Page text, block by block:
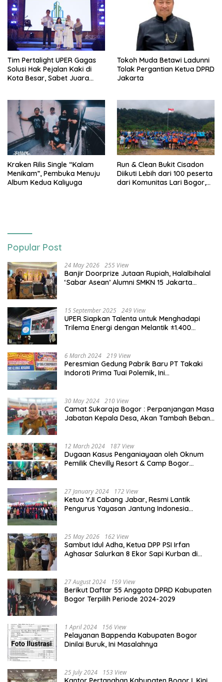
Tim Pertalight UPER Gagas
Solusi Hak Pejalan Kaki di
Kota Besar, Sabet Juara
Tokoh Muda Betawi Ladunni
Tolak Pergantian Ketua DPRD
Jakarta
Kraken Rilis Single “Kalam
Menikam”, Pembuka Menuju
Album Kedua Kaliyuga
Run & Clean Bukit Cisadon
Diikuti Lebih dari 100 peserta
dari Komunitas Lari Bogor,
Popular Post
24 May 2026 255 View
Banjir Doorprize Jutaan Rupiah, Halalbihalal
‘Sabar Asean’ Alumni SMKN 15 Jakarta
15 September 2025 249 View
UPER Siapkan Talenta untuk Menghadapi
Trilema Energi dengan Melantik ±1.400
6 March 2024 219 View
Peresmian Gedung Pabrik Baru PT Takaki
Indoroti Prima Tuai Polemik, Ini
30 May 2024 210 View
Camat Sukaraja Bogor : Perpanjangan Masa
Jabatan Kepala Desa, Akan Tambah Beban
12 March 2024 187 View
Dugaan Kasus Penganiayaan oleh Oknum
Pemilik Chevilly Resort & Camp Bogor
27 January 2024 172 View
Ketua YJI Cabang Jabar, Resmi Lantik
Pengurus Yayasan Jantung Indonesia
25 May 2026 162 View
Sambut Idul Adha, Ketua DPP PSI Irfan
Aghasar Salurkan 8 Ekor Sapi Kurban di
27 August 2024 159 View
Berikut Daftar 55 Anggota DPRD Kabupaten
Bogor Terpilih Periode 2024-2029
1 April 2024 156 View
Pelayanan Bappenda Kabupaten Bogor
Dinilai Buruk, Ini Masalahnya
25 July 2024 153 View